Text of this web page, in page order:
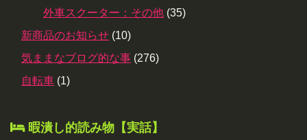
外車スクーター：その他 (35)
新商品のお知らせ (10)
気ままなブログ的な事 (276)
自転車 (1)
暇潰し的読み物【実話】